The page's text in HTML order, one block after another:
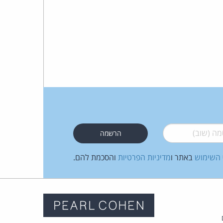
(שוב)*
השימוש באתר ומדיניות הפרטיות והסכמת להם.